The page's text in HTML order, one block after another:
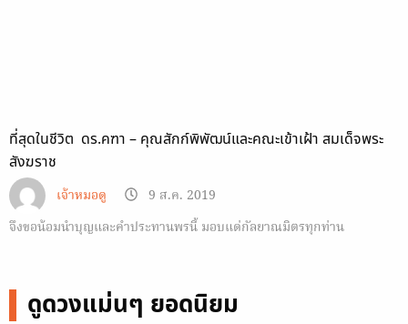
ที่สุดในชีวิต ดร.คฑา – คุณสักก์พิพัฒน์และคณะเข้าเฝ้า สมเด็จพระ
สังฆราช
เจ้าหมอดู
9 ส.ค. 2019
จึงขอน้อมนำบุญและคำประทานพรนี้ มอบแด่กัลยาณมิตรทุกท่าน
ดูดวงแม่นๆ ยอดนิยม